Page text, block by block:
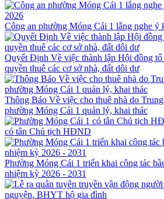
Công an phường Móng Cái 1 lắng nghe ý
Quyết Định Về việc thành lập Hội đồng tổ
quyền thuê các cơ sở nhà, đất dôi dư
Thông Báo Về việc cho thuê nhà do
phường Móng Cái 1 quản lý, khai thác
có tân Chủ tịch HĐND
Phường Móng Cái 1 triển khai công tác
nhiệm kỳ 2026 - 2031